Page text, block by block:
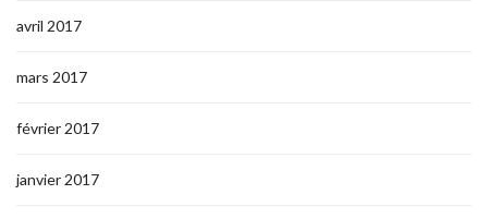
avril 2017
mars 2017
février 2017
janvier 2017